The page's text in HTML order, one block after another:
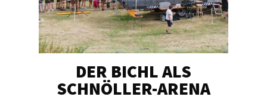
DER BICHL ALS
SCHNÖLLER-ARENA